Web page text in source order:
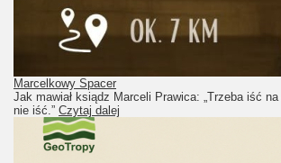
Marcelkowy Spacer
Jak mawiał ksiądz Marceli Prawica: „Trzeba iść na
nie iść.” Czytaj dalej